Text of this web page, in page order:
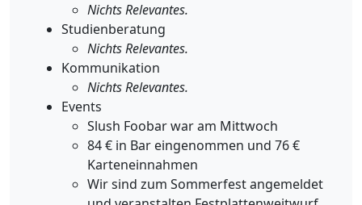
Nichts Relevantes.
Studienberatung
Nichts Relevantes.
Kommunikation
Nichts Relevantes.
Events
Slush Foobar war am Mittwoch
84 € in Bar eingenommen und 76 €
Karteneinnahmen
Wir sind zum Sommerfest angemeldet